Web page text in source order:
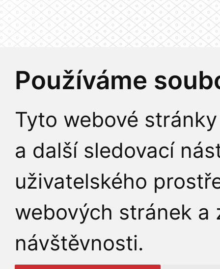
Používáme
Tyto webové
a další sledovací
uživatelského
webových stránek a
návštěvnosti.